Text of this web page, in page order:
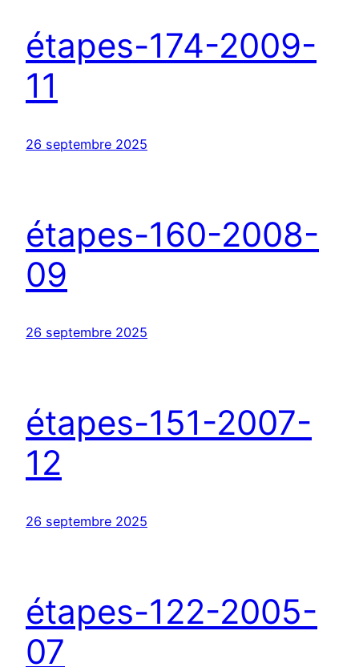
étapes-174-2009-
11
26 septembre 2025
étapes-160-2008-
09
26 septembre 2025
étapes-151-2007-
12
26 septembre 2025
étapes-122-2005-
07